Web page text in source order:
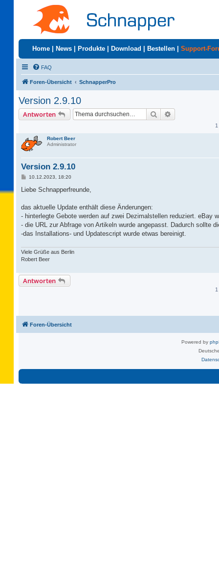
Home News Produkte Download Bestellen Support-
FAQ
Foren-Übersicht SchnapperPro
Version 2.9.10
Antworten Suche
Robert Beer
Administrator
Version 2.9.10
B
i
a
10.12.2023, 18:20
Liebe Schnapperfreunde,
das aktuelle Update enthält diese Änderungen:
- hinterlegte Gebote werden auf zwei Dezimalstellen reduziert.
- die URL zur Abfrage von Artikeln wurde angepasst. Dadurch sollte
-das Installations- und Updatescript wurde etwas bereinigt.
Viele Grüße aus Berlin
Robert Beer
Antworten
Foren-Übersicht
Powered by